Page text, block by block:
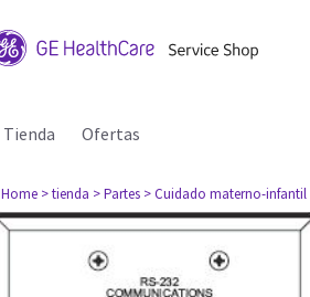
Tienda Ofertas
Home > tienda > Partes > Cuidado materno-infantil